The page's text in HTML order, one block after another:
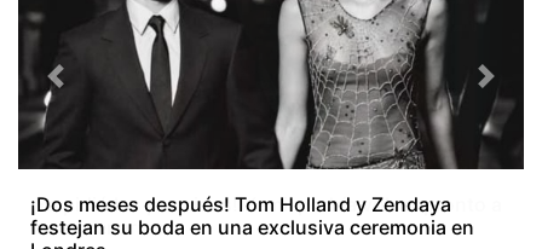
¡Dos meses después! Tom Holland y Zendaya
festejan su boda en una exclusiva ceremonia en
Previous Next